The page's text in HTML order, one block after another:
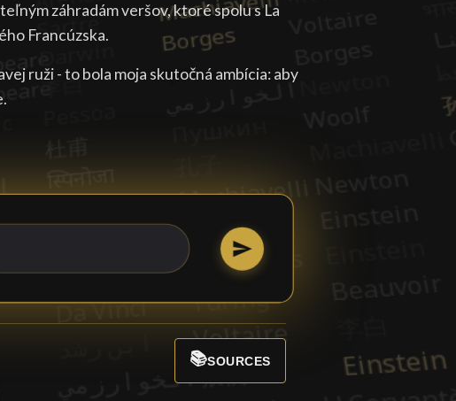
záhradám veršov, ktoré spolu s La
Francúzska.
ruži - to bola moja skutočná ambícia: aby
📚SOURCES